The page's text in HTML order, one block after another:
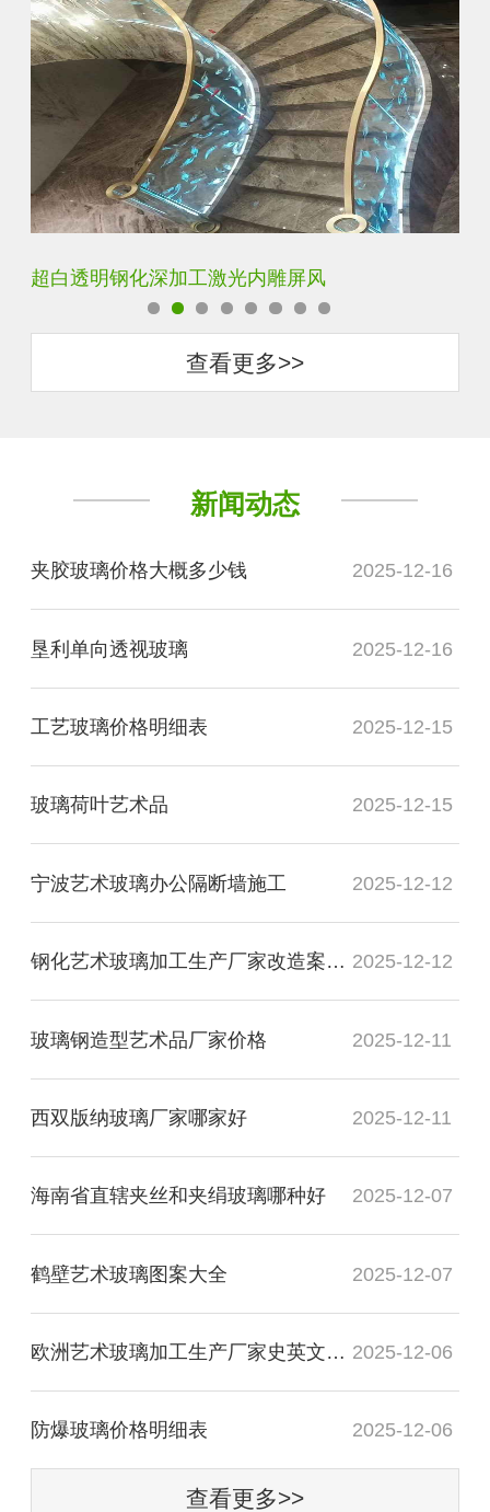
玄关水晶立体雕刻3D激光内雕玻璃
查看更多>>
新闻动态
夹胶玻璃价格大概多少钱 2025-12-16
垦利单向透视玻璃 2025-12-16
工艺玻璃价格明细表 2025-12-15
玻璃荷叶艺术品 2025-12-15
宁波艺术玻璃办公隔断墙施工 2025-12-12
钢化艺术玻璃加工生产厂家改造案例图 2025-12-12
玻璃钢造型艺术品厂家价格 2025-12-11
西双版纳玻璃厂家哪家好 2025-12-11
海南省直辖夹丝和夹绢玻璃哪种好 2025-12-07
鹤壁艺术玻璃图案大全 2025-12-07
欧洲艺术玻璃加工生产厂家史英文名词解释 2025-12-06
防爆玻璃价格明细表 2025-12-06
查看更多>>